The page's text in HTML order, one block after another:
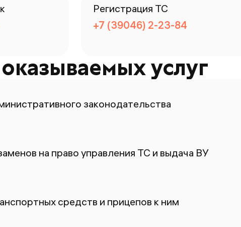
Регистрация ТС
+7 (39046) 2-23-84
услуг
законодательства
на право управления ТС и выдача ВУ
средств и прицепов к ним